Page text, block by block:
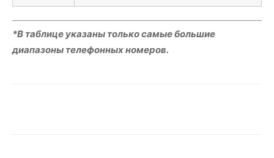
*В таблице указаны только самые большие
диапазоны телефонных номеров.